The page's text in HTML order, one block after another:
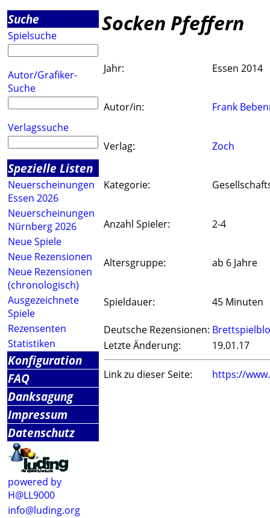
Suche
Spielsuche
Autor/Grafiker-
Suche
Verlagssuche
Spezielle Listen
Neuerscheinungen
Essen 2026
Neuerscheinungen
Nürnberg 2026
Neue Spiele
Neue Rezensionen
Neue Rezensionen
(chronologisch)
Ausgezeichnete
Spiele
Rezensenten
Statistiken
Konfiguration
FAQ
Danksagung
Impressum
Datenschutz
powered by
H@LL9000
info@luding.org
Socken Pfeffern
Jahr: Essen 2014
Autor/in: Frank
Verlag: Zoch
Kategorie:
Anzahl Spieler: 2-4
Altersgruppe: ab 6 Jahre
Spieldauer: 45 Minuten
Deutsche Rezensionen:
Letzte Änderung:
19.01.17
Link zu dieser Seite: https://